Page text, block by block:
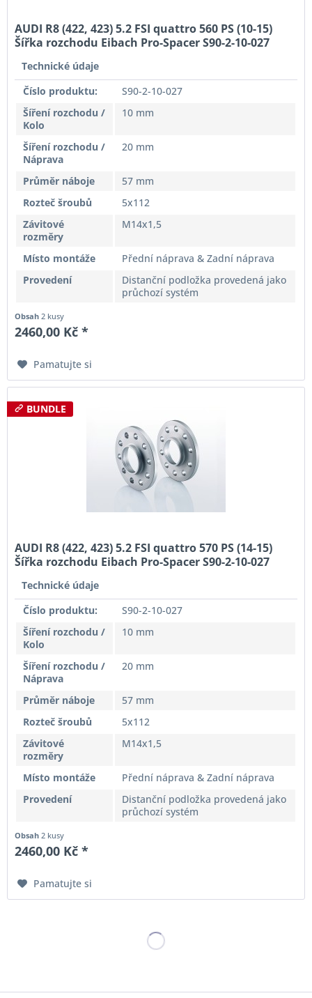
AUDI R8 (422, 423) 5.2 FSI quattro 560 PS (10-15)
Šířka rozchodu Eibach Pro-Spacer S90-2-10-027
Technické údaje
Číslo produktu:
S90-2-10-027
Šíření rozchodu /
Kolo
10 mm
Šíření rozchodu /
Náprava
20 mm
Průměr náboje
57 mm
Rozteč šroubů
5x112
Závitové
rozměry
M14x1,5
Místo montáže
Přední náprava & Zadní náprava
Provedení
Distanční podložka provedená jako
průchozí systém
Obsah2 kusy
2460,00 Kč *
Pamatujte si
BUNDLE
AUDI R8 (422, 423) 5.2 FSI quattro 570 PS (14-15)
Šířka rozchodu Eibach Pro-Spacer S90-2-10-027
Technické údaje
Číslo produktu:
S90-2-10-027
Šíření rozchodu /
Kolo
10 mm
Šíření rozchodu /
Náprava
20 mm
Průměr náboje
57 mm
Rozteč šroubů
5x112
Závitové
rozměry
M14x1,5
Místo montáže
Přední náprava & Zadní náprava
Provedení
Distanční podložka provedená jako
průchozí systém
Obsah2 kusy
2460,00 Kč *
Pamatujte si